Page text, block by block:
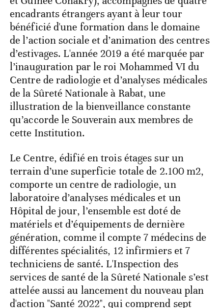
encadrants étrangers ayant à leur tour
bénéficié d'une formation dans le domaine
de l’action sociale et d’animation des centres
d’estivages. L'année 2019 a été marquée par
l’inauguration par le roi Mohammed VI du
Centre de radiologie et d’analyses médicales
de la Sûreté Nationale à Rabat, une
illustration de la bienveillance constante
qu’accorde le Souverain aux membres de
cette Institution.
Le Centre, édifié en trois étages sur un
terrain d’une superficie totale de 2.100 m2,
comporte un centre de radiologie, un
laboratoire d’analyses médicales et un
Hôpital de jour, l’ensemble est doté de
matériels et d’équipements de dernière
génération, comme il compte 7 médecins de
différentes spécialités, 12 infirmiers et 7
techniciens de santé. L'Inspection des
services de santé de la Sûreté Nationale s’est
attelée aussi au lancement du nouveau plan
d'action "Santé 2022", qui comprend sept